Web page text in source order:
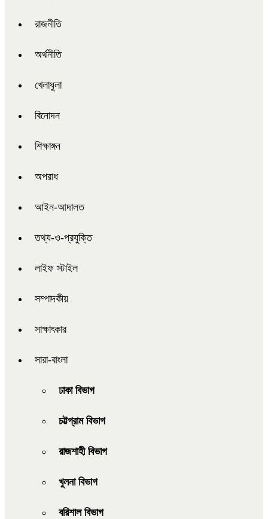
রাজনীতি
অর্থনীতি
খেলাধুলা
বিনোদন
শিক্ষাঙ্গন
অপরাধ
আইন-আদালত
তথ্য-ও-প্রযুক্তি
লাইফ স্টাইল
সম্পাদকীয়
সাক্ষাৎকার
সারা-বাংলা
ঢাকা বিভাগ
চট্টগ্রাম বিভাগ
রাজশাহী বিভাগ
খুলনা বিভাগ
বরিশাল বিভাগ